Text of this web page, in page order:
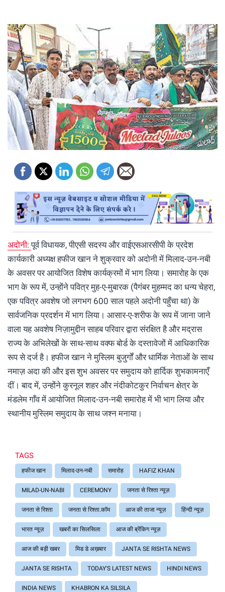
अदोनी:पूर्व विधायक, पीएसी सदस्य और वाईएसआरसीपी के प्रदेश
कार्यकारी अध्यक्ष हफीज खान ने शुक्रवार को अदोनी में मिलाद-उन-नबी
के अवसर पर आयोजित विशेष कार्यक्रमों में भाग लिया। समारोह के एक
भाग के रूप में, उन्होंने पवित्र मुह-ए-मुबारक (पैगंबर मुहम्मद का धन्य चेहरा,
एक पवित्र अवशेष जो लगभग 600 साल पहले अदोनी पहुँचा था) के
सार्वजनिक प्रदर्शन में भाग लिया। आसार-ए-शरीफ के रूप में जाना जाने
वाला यह अवशेष निज़ामुद्दीन साहब परिवार द्वारा संरक्षित है और मद्रास
राज्य के अभिलेखों के साथ-साथ वक्फ बोर्ड के दस्तावेजों में आधिकारिक
रूप से दर्ज है। हफीज खान ने मुस्लिम बुजुर्गों और धार्मिक नेताओं के साथ
नमाज़ अदा की और इस शुभ अवसर पर समुदाय को हार्दिक शुभकामनाएँ
दीं। बाद में, उन्होंने कुरनूल शहर और नंदीकोटकुर निर्वाचन क्षेत्र के
मंडलेम गाँव में आयोजित मिलाद-उन-नबी समारोह में भी भाग लिया और
स्थानीय मुस्लिम समुदाय के साथ जश्न मनाया।
TAGS
हफीज खान मिलाद-उन-नबी समारोह HAFIZ KHAN
MILAD-UN-NABI CEREMONY जनता से रिश्ता न्यूज़
जनता से रिश्ता जनता से रिश्ता.कॉम आज की ताजा न्यूज़ हिंन्दी न्यूज़
भारत न्यूज़ खबरों का सिलसिला आज की ब्रेंकिग न्यूज़
आज की बड़ी खबर मिड डे अख़बार JANTA SE RISHTA NEWS
JANTA SE RISHTA TODAY'S LATEST NEWS HINDI NEWS
INDIA NEWS KHABRON KA SILSILA